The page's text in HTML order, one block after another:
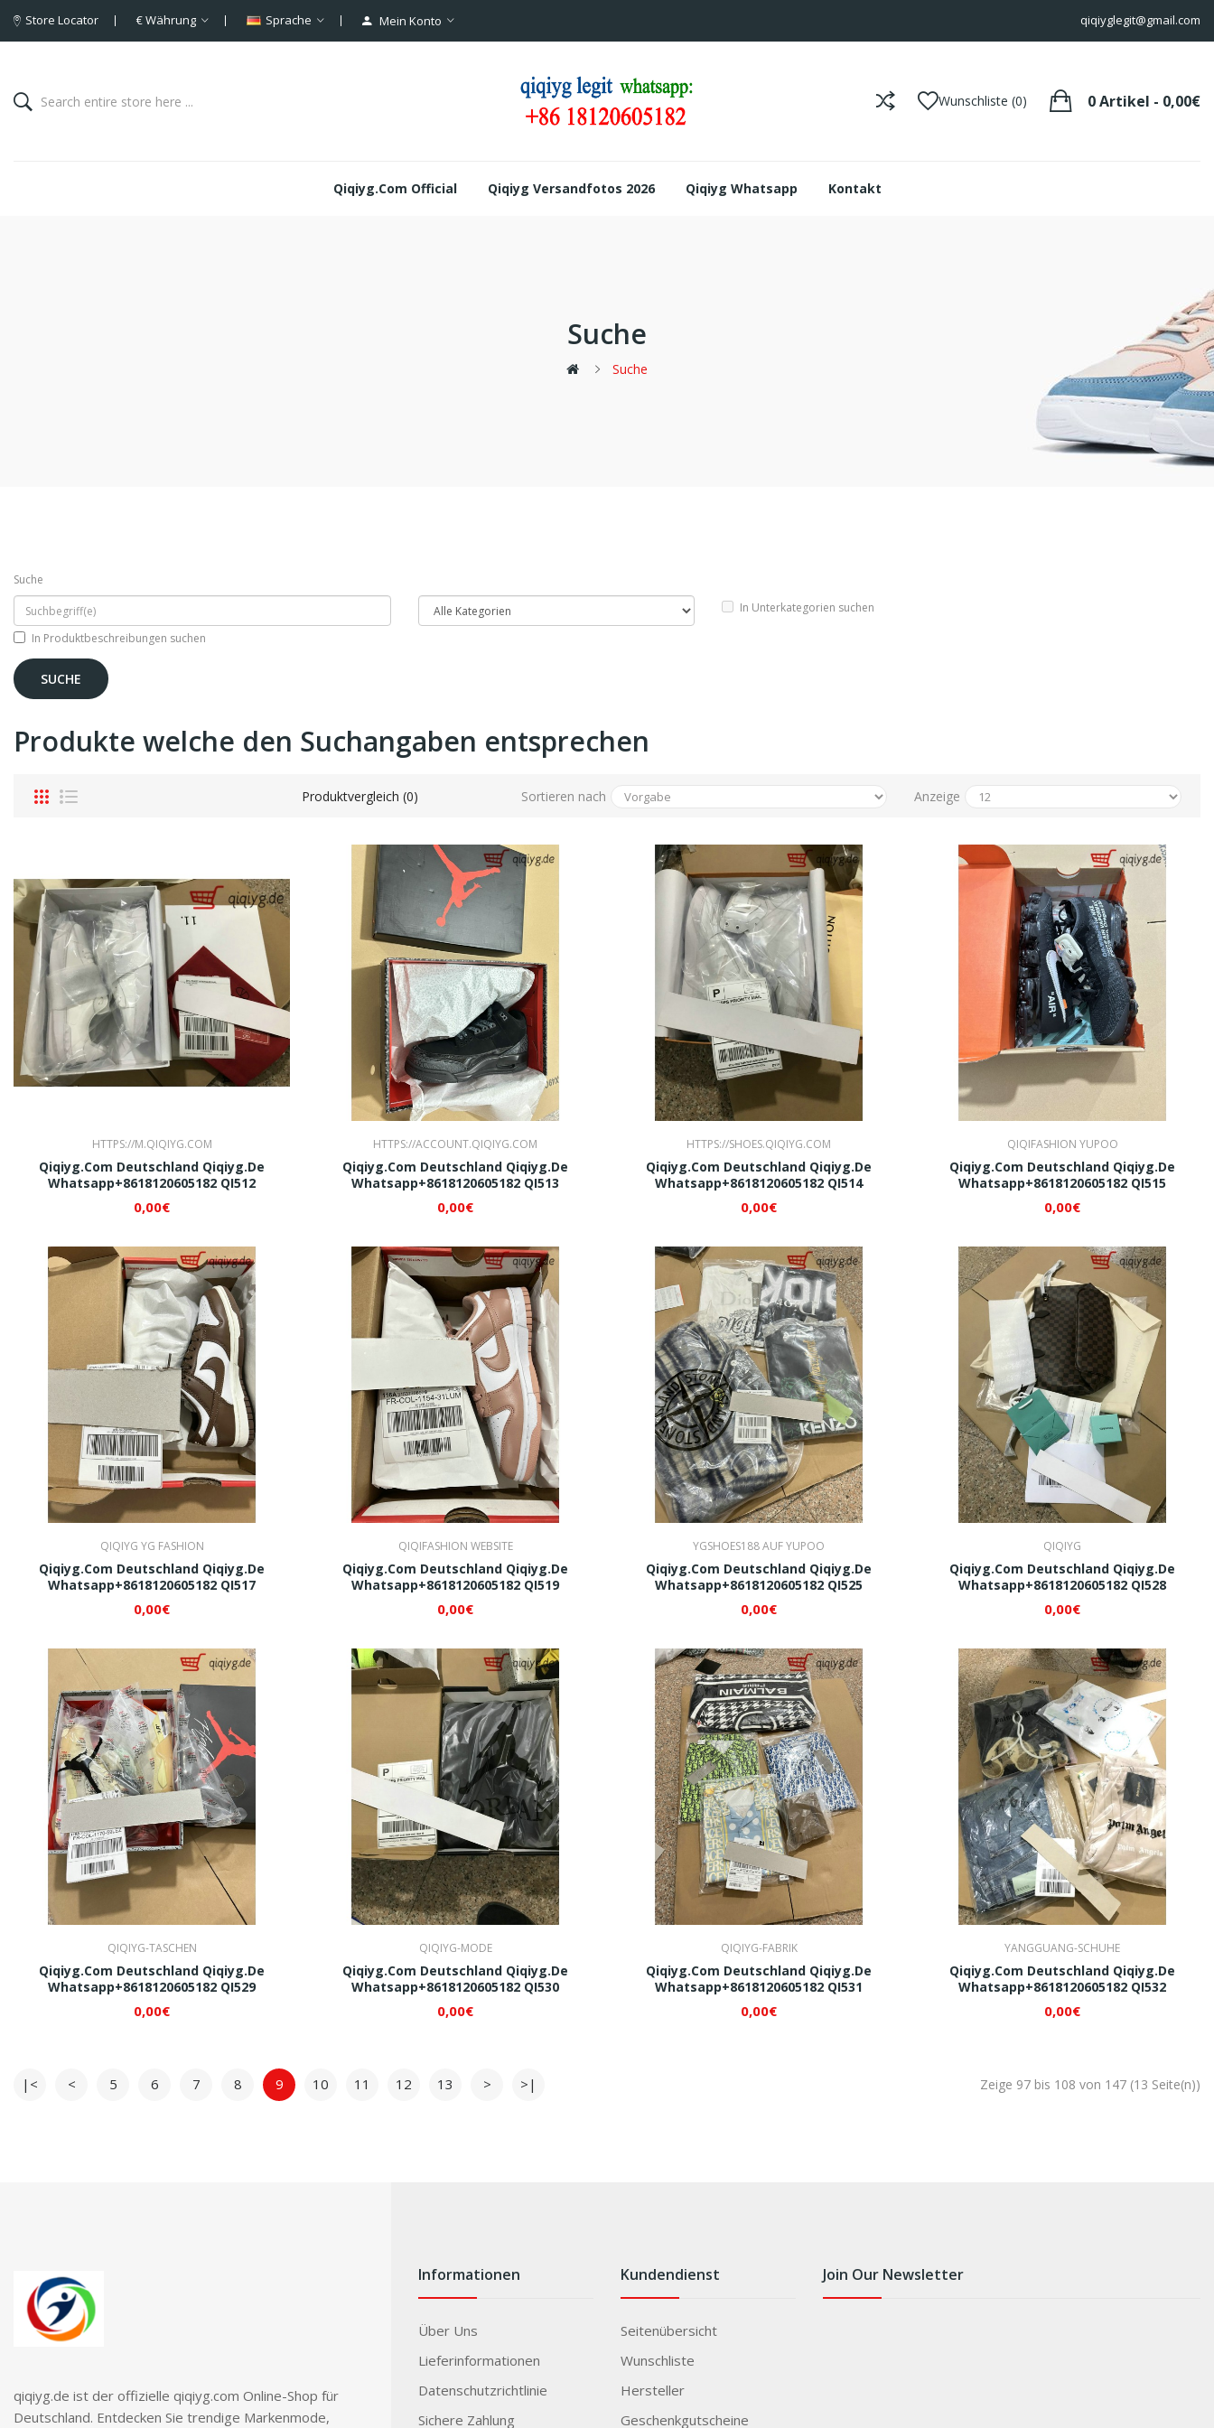
Store Locator €Währung Sprache Mein Konto qiqiyglegit@gmail.com
Wunschliste (0) 0 Artikel - 0,00€
Qiqiyg.com Official Qiqiyg Versandfotos 2026 Qiqiyg Whatsapp Kontakt
Suche
Suche
Suche
In Unterkategorien suchen
In Produktbeschreibungen suchen
Produkte welche den Suchangaben entsprechen
Produktvergleich (0) Sortieren nach Anzeige
HTTPS://M.QIQIYG.COM
Qiqiyg.com Deutschland Qiqiyg.de
Whatsapp+8618120605182 QI512
0,00€
HTTPS://ACCOUNT.QIQIYG.COM
Qiqiyg.com Deutschland Qiqiyg.de
Whatsapp+8618120605182 QI513
0,00€
HTTPS://SHOES.QIQIYG.COM
Qiqiyg.com Deutschland Qiqiyg.de
Whatsapp+8618120605182 QI514
0,00€
QIQIFASHION YUPOO
Qiqiyg.com Deutschland Qiqiyg.de
Whatsapp+8618120605182 QI515
0,00€
QIQIYG YG FASHION
Qiqiyg.com Deutschland Qiqiyg.de
Whatsapp+8618120605182 QI517
0,00€
QIQIFASHION WEBSITE
Qiqiyg.com Deutschland Qiqiyg.de
Whatsapp+8618120605182 QI519
0,00€
YGSHOES188 AUF YUPOO
Qiqiyg.com Deutschland Qiqiyg.de
Whatsapp+8618120605182 QI525
0,00€
QIQIYG
Qiqiyg.com Deutschland Qiqiyg.de
Whatsapp+8618120605182 QI528
0,00€
QIQIYG-TASCHEN
Qiqiyg.com Deutschland Qiqiyg.de
Whatsapp+8618120605182 QI529
0,00€
QIQIYG-MODE
Qiqiyg.com Deutschland Qiqiyg.de
Whatsapp+8618120605182 QI530
0,00€
QIQIYG-FABRIK
Qiqiyg.com Deutschland Qiqiyg.de
Whatsapp+8618120605182 QI531
0,00€
YANGGUANG-SCHUHE
Qiqiyg.com Deutschland Qiqiyg.de
Whatsapp+8618120605182 QI532
0,00€
|< < 5 6 7 8 9 10 11 12 13 > >| Zeige 97 bis 108 von 147 (13 Seite(n))
qiqiyg.de ist der offizielle qiqiyg.com Online-Shop für
Deutschland. Entdecken Sie trendige Markenmode,
Informationen
Über Uns
Lieferinformationen
Datenschutzrichtlinie
Sichere Zahlung
Kundendienst
Seitenübersicht
Wunschliste
Hersteller
Geschenkgutscheine
Join Our Newsletter